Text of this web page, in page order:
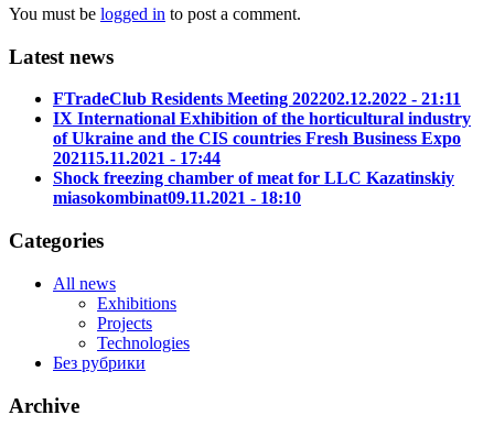
You must be logged in to post a comment.
Latest news
FTradeClub Residents Meeting 202202.12.2022 - 21:11
IX International Exhibition of the horticultural industry
of Ukraine and the CIS countries Fresh Business Expo
202115.11.2021 - 17:44
Shock freezing chamber of meat for LLC Kazatinskiy
miasokombinat09.11.2021 - 18:10
Categories
All news
Exhibitions
Projects
Technologies
Без рубрики
Archive